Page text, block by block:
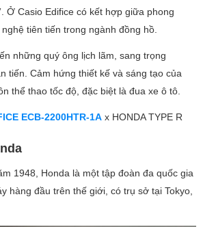
Ở Casio Edifice có kết hợp giữa phong
tiên tiến trong ngành đồng hồ.
những quý ông lịch lãm, sang trọng
tiến. Cảm hứng thiết kế và sáng tạo của
thể thao tốc độ, đặc biệt là đua xe ô tô.
ECB-2200HTR-1A x HONDA TYPE R
1948, Honda là một tập đoàn đa quốc gia
hàng đầu trên thế giới, có trụ sở tại Tokyo,